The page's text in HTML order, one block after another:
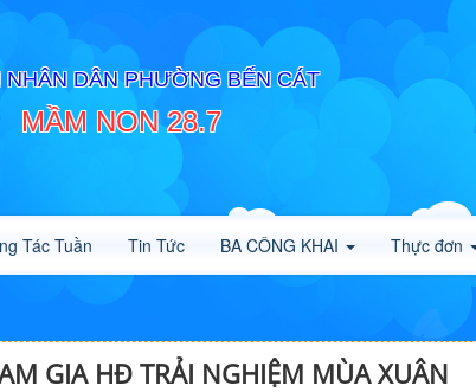
NHÂN DÂN PHƯỜNG BẾN CÁT
MẦM NON 28.7
Tác Tuần Tin Tức BA CÔNG KHAI Thực đơn
GIA HĐ TRẢI NGHIỆM MÙA XUÂN